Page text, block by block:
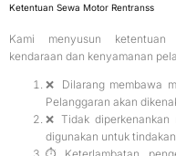
Ketentuan Sewa Motor Rentranss
Kami menyusun ketentuan
kendaraan dan kenyamanan
❌ Dilarang membawa
Pelanggaran akan
❌ Tidak
digunakan untuk tindakan
⏱ Keterlambatan